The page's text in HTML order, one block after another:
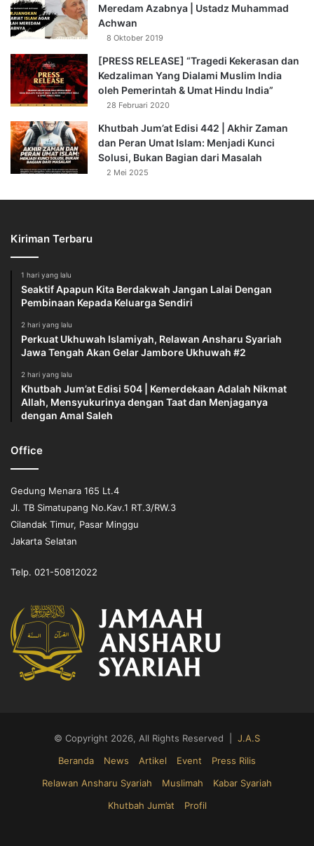
Meredam Azabnya | Ustadz Muhammad
Achwan
8 Oktober 2019
[PRESS RELEASE] “Tragedi Kekerasan dan
Kedzaliman Yang Dialami Muslim India
oleh Pemerintah & Umat Hindu India”
28 Februari 2020
Khutbah Jum’at Edisi 442 | Akhir Zaman
dan Peran Umat Islam: Menjadi Kunci
Solusi, Bukan Bagian dari Masalah
2 Mei 2025
Kiriman Terbaru
1 hari yang lalu
Seaktif Apapun Kita Berdakwah Jangan Lalai Dengan
Pembinaan Kepada Keluarga Sendiri
2 hari yang lalu
Perkuat Ukhuwah Islamiyah, Relawan Ansharu Syariah
Jawa Tengah Akan Gelar Jambore Ukhuwah #2
2 hari yang lalu
Khutbah Jum’at Edisi 504 | Kemerdekaan Adalah Nikmat
Allah, Mensyukurinya dengan Taat dan Menjaganya
dengan Amal Saleh
Office
Gedung Menara 165 Lt.4
Jl. TB Simatupang No.Kav.1 RT.3/RW.3
Cilandak Timur, Pasar Minggu
Jakarta Selatan
Telp. 021-50812022
© Copyright 2026, All Rights Reserved | J.A.S
Beranda
News Artikel Event
Press Rilis
Relawan Ansharu Syariah
Muslimah
Kabar Syariah
Khutbah Jum’at
Profil